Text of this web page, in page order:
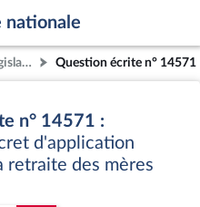
nationale
Question écrite n° 14571
n° 14571 :
d'application
retraite des mères